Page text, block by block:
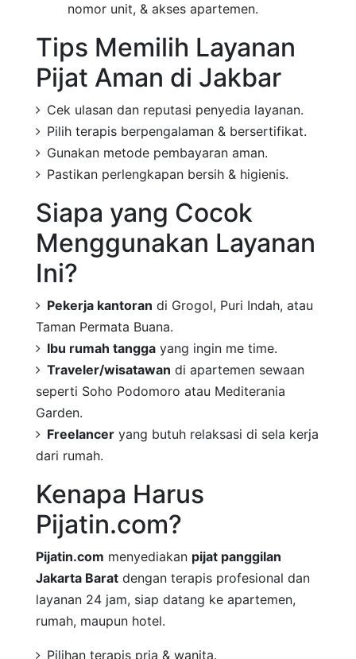
nomor unit, & akses apartemen.
Tips Memilih Layanan
Pijat Aman di Jakbar
Cek ulasan dan reputasi penyedia layanan.
Pilih terapis berpengalaman & bersertifikat.
Gunakan metode pembayaran aman.
Pastikan perlengkapan bersih & higienis.
Siapa yang Cocok
Menggunakan Layanan
Ini?
Pekerja kantoran di Grogol, Puri Indah, atau
Taman Permata Buana.
Ibu rumah tangga yang ingin me time.
Traveler/wisatawan di apartemen sewaan
seperti Soho Podomoro atau Mediterania
Garden.
Freelancer yang butuh relaksasi di sela kerja
dari rumah.
Kenapa Harus
Pijatin.com?
Pijatin.com menyediakan pijat panggilan
Jakarta Barat dengan terapis profesional dan
layanan 24 jam, siap datang ke apartemen,
rumah, maupun hotel.
Pilihan terapis pria & wanita.